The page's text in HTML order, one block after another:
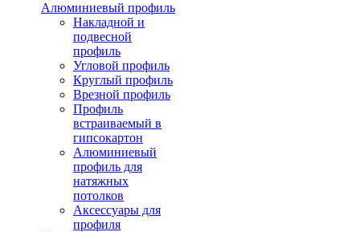
Алюминиевый профиль
Накладной и
подвесной
профиль
Угловой профиль
Круглый профиль
Врезной профиль
Профиль
встраиваемый в
гипсокартон
Алюминиевый
профиль для
натяжных
потолков
Аксессуары для
профиля